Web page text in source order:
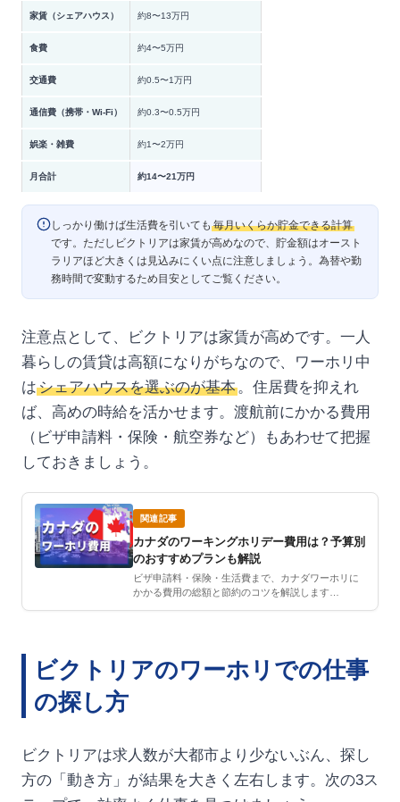
家賃（シェアハウス） 約8〜13万円
食費 約4〜5万円
交通費 約0.5〜1万円
通信費（携帯・Wi-Fi） 約0.3〜0.5万円
娯楽・雑費 約1〜2万円
月合計 約14〜21万円
しっかり働けば生活費を引いても 毎月いくらか貯金できる計算
です。ただしビクトリアは家賃が高めなので、貯金額はオースト
ラリアほど大きくは見込みにくい点に注意しましょう。為替や勤
務時間で変動するため目安としてご覧ください。
注意点として、ビクトリアは家賃が高めです。一人
暮らしの賃貸は高額になりがちなので、ワーホリ中
はシェアハウスを選ぶのが基本。住居費を抑えれ
ば、高めの時給を活かせます。渡航前にかかる費用
（ビザ申請料・保険・航空券など）もあわせて把握
しておきましょう。
関連記事
カナダのワーキングホリデー費用は？予算別
のおすすめプランも解説
ビザ申請料・保険・生活費まで、カナダワーホリに
かかる費用の総額と節約のコツを解説します…
ビクトリアのワーホリでの仕事
の探し方
ビクトリアは求人数が大都市より少ないぶん、探し
方の「動き方」が結果を大きく左右します。次の3ス